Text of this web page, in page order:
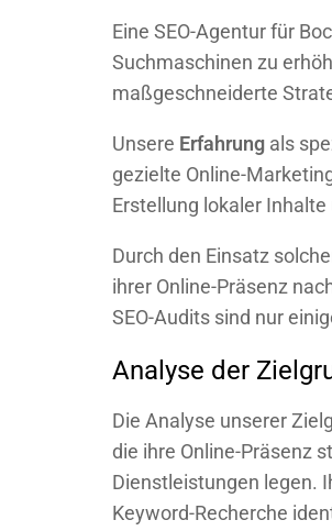
Eine SEO-Agentur für
Suchmaschinen zu
maßgeschneiderte
Unsere Erfahrung als
gezielte Online-
Erstellung lokaler
Durch den Einsatz
ihrer Online-Präsenz
SEO-Audits sind nur
Analyse der
Die Analyse unserer
die ihre Online-Präsenz
Dienstleistungen legen.
Keyword-Recherche